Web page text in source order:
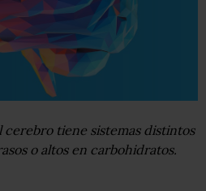
cerebro tiene sistemas distintos
o altos ​​en carbohidratos.